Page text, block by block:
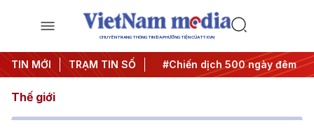
CHUYÊN TRANG THÔNG TIN ĐA PHƯƠNG TIỆN CỦA TTXVN
TIN MỚI TRẠM TIN SỐ
quyết thành hành động #Chiến dịch 500 ngày đêm
Thế giới